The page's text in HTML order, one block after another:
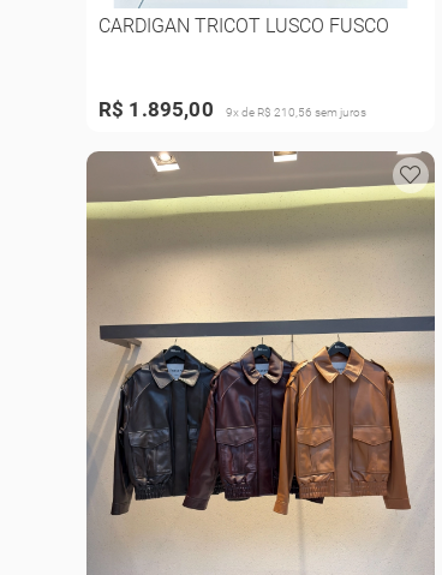
CARDIGAN TRICOT LUSCO FUSCO
R$ 1.895,00 9x de R$ 210,56 sem juros